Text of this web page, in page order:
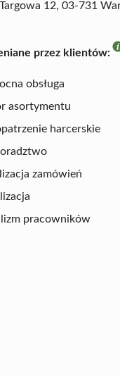
Targowa 12, 03-731
przez klientów:
obsługa
asortymentu
harcerskie
zamówień
pracowników